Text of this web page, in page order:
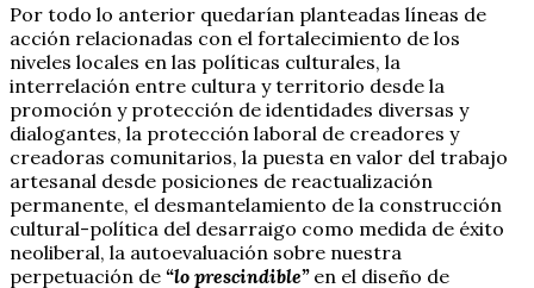
Por todo lo anterior quedarían planteadas líneas de
acción relacionadas con el fortalecimiento de los
niveles locales en las políticas culturales, la
interrelación entre cultura y territorio desde la
promoción y protección de identidades diversas y
dialogantes, la protección laboral de creadores y
creadoras comunitarios, la puesta en valor del trabajo
artesanal desde posiciones de reactualización
permanente, el desmantelamiento de la construcción
cultural-política del desarraigo como medida de éxito
neoliberal, la autoevaluación sobre nuestra
perpetuación de “lo prescindible”en el diseño de